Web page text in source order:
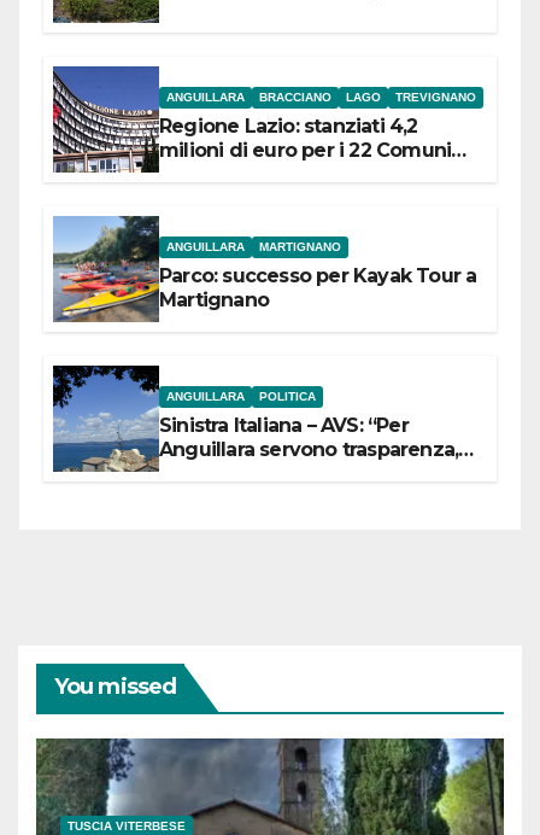
ANGUILLARA BRACCIANO LAGO TREVIGNANO
Regione Lazio: stanziati 4,2
milioni di euro per i 22 Comuni
ANGUILLARA MARTIGNANO
Parco: successo per Kayak Tour a
Martignano
ANGUILLARA POLITICA
Sinistra Italiana – AVS: “Per
Anguillara servono trasparenza,
You missed
TUSCIA VITERBESE